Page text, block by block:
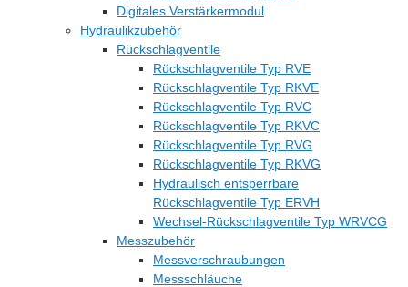
Digitales Verstärkermodul
Hydraulikzubehör
Rückschlagventile
Rückschlagventile Typ RVE
Rückschlagventile Typ RKVE
Rückschlagventile Typ RVC
Rückschlagventile Typ RKVC
Rückschlagventile Typ RVG
Rückschlagventile Typ RKVG
Hydraulisch entsperrbare
Rückschlagventile Typ ERVH
Wechsel-Rückschlagventile Typ WRVCG
Messzubehör
Messverschraubungen
Messschläuche